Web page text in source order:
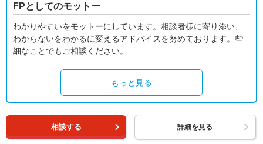
FPとしてのモットー
わかりやすいをモットーにしています。相談者様に寄り添い、
わからないをわかるに変えるアドバイスを努めております。些
細なことでもご相談ください。
もっと見る
相談する 詳細を見る